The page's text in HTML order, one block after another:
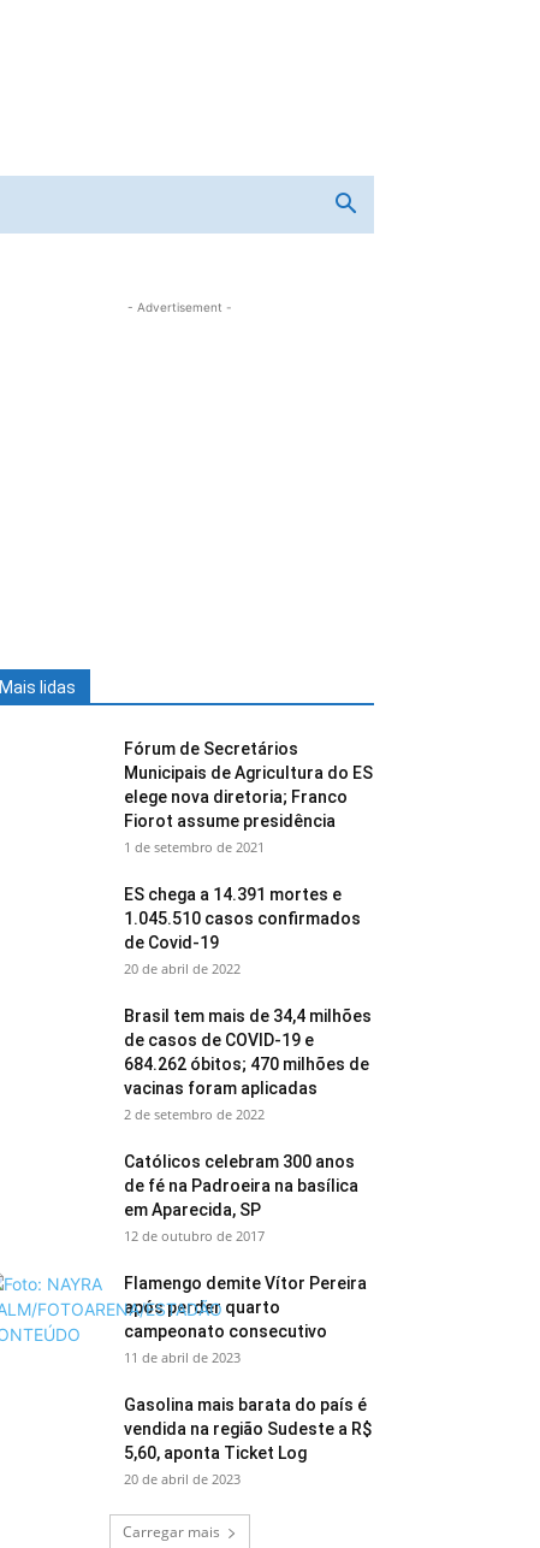
- Advertisement -
Mais lidas
Fórum de Secretários
Municipais de Agricultura do ES
elege nova diretoria; Franco
Fiorot assume presidência
1 de setembro de 2021
ES chega a 14.391 mortes e
1.045.510 casos confirmados
de Covid-19
20 de abril de 2022
Brasil tem mais de 34,4 milhões
de casos de COVID-19 e
684.262 óbitos; 470 milhões de
vacinas foram aplicadas
2 de setembro de 2022
Católicos celebram 300 anos
de fé na Padroeira na basílica
em Aparecida, SP
12 de outubro de 2017
Flamengo demite Vítor Pereira
após perder quarto
campeonato consecutivo
11 de abril de 2023
Gasolina mais barata do país é
vendida na região Sudeste a R$
5,60, aponta Ticket Log
20 de abril de 2023
Carregar mais